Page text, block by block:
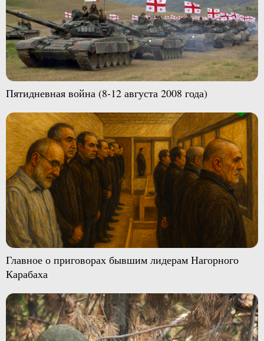
Пятидневная война (8-12 августа 2008 года)
Главное о приговорах бывшим лидерам Нагорного
Карабаха